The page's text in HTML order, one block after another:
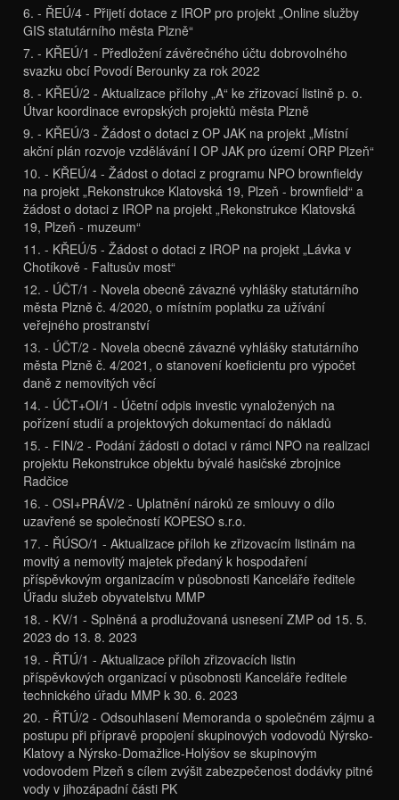
6. - ŘEÚ/4 - Přijetí dotace z IROP pro projekt „Online služby
GIS statutárního města Plzně“
7. - KŘEÚ/1 - Předložení závěrečného účtu dobrovolného
svazku obcí Povodí Berounky za rok 2022
8. - KŘEÚ/2 - Aktualizace přílohy „A“ ke zřizovací listině p. o.
Útvar koordinace evropských projektů města Plzně
9. - KŘEÚ/3 - Žádost o dotaci z OP JAK na projekt „Místní
akční plán rozvoje vzdělávání I OP JAK pro území ORP Plzeň“
10. - KŘEÚ/4 - Žádost o dotaci z programu NPO brownfieldy
na projekt „Rekonstrukce Klatovská 19, Plzeň - brownfield“ a
žádost o dotaci z IROP na projekt „Rekonstrukce Klatovská
19, Plzeň - muzeum“
11. - KŘEÚ/5 - Žádost o dotaci z IROP na projekt „Lávka v
Chotíkově - Faltusův most“
12. - ÚČT/1 - Novela obecně závazné vyhlášky statutárního
města Plzně č. 4/2020, o místním poplatku za užívání
veřejného prostranství
13. - ÚČT/2 - Novela obecně závazné vyhlášky statutárního
města Plzně č. 4/2021, o stanovení koeficientu pro výpočet
daně z nemovitých věcí
14. - ÚČT+OI/1 - Účetní odpis investic vynaložených na
pořízení studií a projektových dokumentací do nákladů
15. - FIN/2 - Podání žádosti o dotaci v rámci NPO na realizaci
projektu Rekonstrukce objektu bývalé hasičské zbrojnice
Radčice
16. - OSI+PRÁV/2 - Uplatnění nároků ze smlouvy o dílo
uzavřené se společností KOPESO s.r.o.
17. - ŘÚSO/1 - Aktualizace příloh ke zřizovacím listinám na
movitý a nemovitý majetek předaný k hospodaření
příspěvkovým organizacím v působnosti Kanceláře ředitele
Úřadu služeb obyvatelstvu MMP
18. - KV/1 - Splněná a prodlužovaná usnesení ZMP od 15. 5.
2023 do 13. 8. 2023
19. - ŘTÚ/1 - Aktualizace příloh zřizovacích listin
příspěvkových organizací v působnosti Kanceláře ředitele
technického úřadu MMP k 30. 6. 2023
20. - ŘTÚ/2 - Odsouhlasení Memoranda o společném zájmu a
postupu při přípravě propojení skupinových vodovodů Nýrsko-
Klatovy a Nýrsko-Domažlice-Holýšov se skupinovým
vodovodem Plzeň s cílem zvýšit zabezpečenost dodávky pitné
vody v jihozápadní části PK